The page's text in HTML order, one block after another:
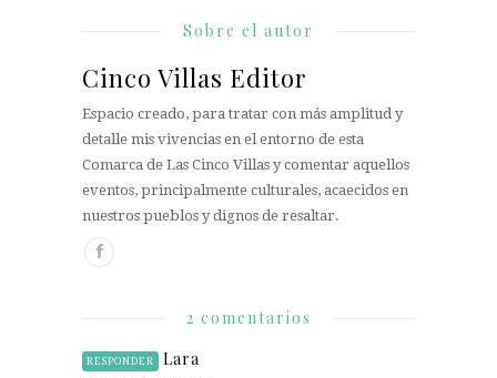
Sobre el autor
Cinco Villas Editor
Espacio creado, para tratar con más amplitud y
detalle mis vivencias en el entorno de esta
Comarca de Las Cinco Villas y comentar aquellos
eventos, principalmente culturales, acaecidos en
nuestros pueblos y dignos de resaltar.
2 comentarios
RESPONDER Lara